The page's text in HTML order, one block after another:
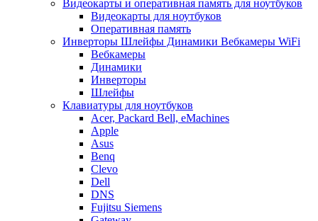
Видеокарты и оперативная память для ноутбуков
Видеокарты для ноутбуков
Оперативная память
Инверторы Шлейфы Динамики Вебкамеры WiFi
Вебкамеры
Динамики
Инверторы
Шлейфы
Клавиатуры для ноутбуков
Acer, Packard Bell, eMachines
Apple
Asus
Benq
Clevo
Dell
DNS
Fujitsu Siemens